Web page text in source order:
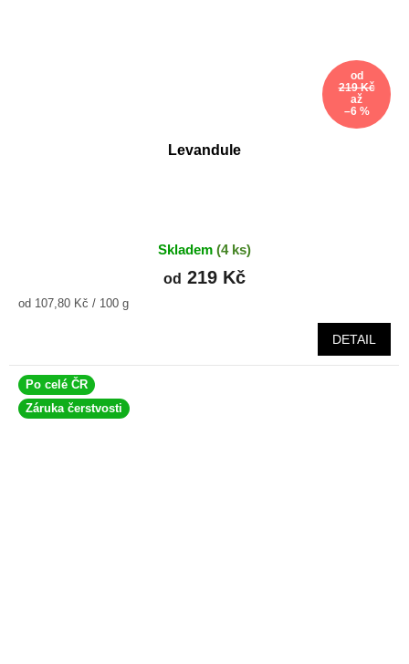
od
219 Kč
až
–6 %
Levandule
Skladem (4 ks)
od 219 Kč
Měrná
od 107,80 Kč / 100 g
DETAIL
Po celé ČR
Záruka čerstvosti